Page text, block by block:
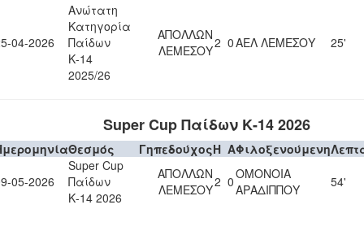
04-2026
Ανώτατη
Κατηγορία
Παίδων
Κ-14
2025/26
ΑΠΟΛΛΩΝ
ΛΕΜΕΣΟΥ2 0ΑΕΛ ΛΕΜΕΣΟΥ 25'
Super Cup Παίδων Κ-14 2026
Θεσμός ΓηπεδούχοςH AΦιλοξενούμενη
05-2026
Super Cup
Παίδων
Κ-14 2026
ΑΠΟΛΛΩΝ
ΛΕΜΕΣΟΥ2 0ΟΜΟΝΟΙΑ
ΑΡΑΔΙΠΠΟΥ
54'